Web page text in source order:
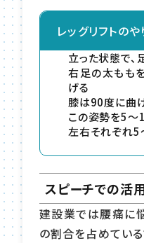
レッグリフトの
立った状態で、
右足の太もも
げる
膝は90度に曲
この姿勢を5〜
左右それぞれ5
スピーチでの活
建設業では腰痛に
の割合を占めている